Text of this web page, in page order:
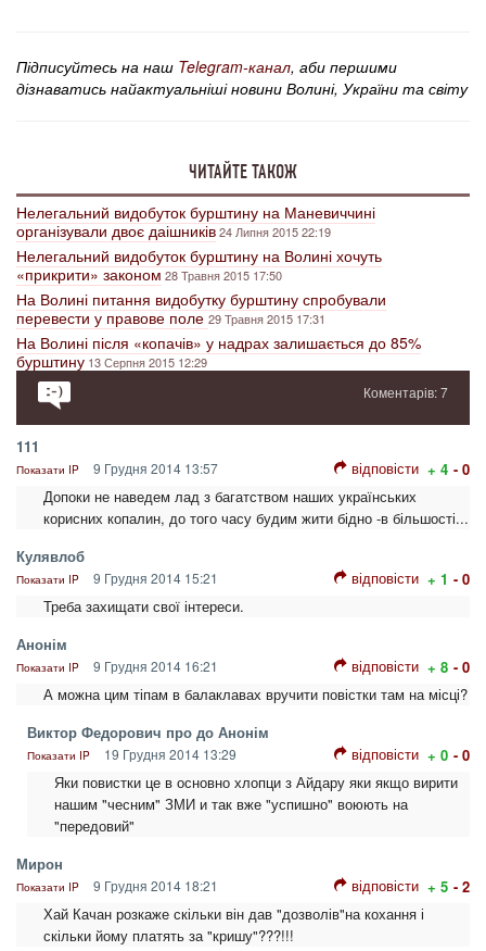
Підписуйтесь на наш Telegram-канал, аби першими
дізнаватись найактуальніші новини Волині, України та світу
ЧИТАЙТЕ ТАКОЖ
Нелегальний видобуток бурштину на Маневиччині
організували двоє даішників24 Липня 2015 22:19
Нелегальний видобуток бурштину на Волині хочуть
«прикрити» законом28 Травня 2015 17:50
На Волині питання видобутку бурштину спробували
перевести у правове поле29 Травня 2015 17:31
На Волині після «копачів» у надрах залишається до 85%
бурштину 13 Серпня 2015 12:29
Коментарів: 7
111
Показати IP 9 Грудня 2014 13:57 відповісти + 4 - 0
Допоки не наведем лад з багатством наших українських
корисних копалин, до того часу будим жити бідно -в більшості...
Кулявлоб
Показати IP 9 Грудня 2014 15:21 відповісти + 1 - 0
Треба захищати свої інтереси.
Анонім
Показати IP 9 Грудня 2014 16:21 відповісти + 8 - 0
А можна цим тіпам в балаклавах вручити повістки там на місці?
Виктор Федорович про до Анонім
Показати IP 19 Грудня 2014 13:29 відповісти + 0 - 0
Яки повистки це в основно хлопци з Айдару яки якщо вирити
нашим "чесним" ЗМИ и так вже "успишно" воюють на
"передовий"
Мирон
Показати IP 9 Грудня 2014 18:21 відповісти + 5 - 2
Хай Качан розкаже скільки він дав "дозволів"на кохання і
скільки йому платять за "кришу"???!!!